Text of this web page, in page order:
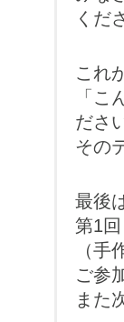
くだ
これ
「
ださ
その
最後
第1
（手
ご参
また